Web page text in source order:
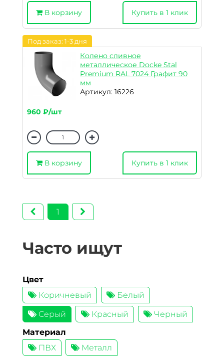
В корзину Купить в 1 клик
Под заказ: 1-3 дня
Колено сливное
металлическое Docke Stal
Premium RAL 7024 Графит 90
мм
Артикул: 16226
960 ₽/шт
В корзину Купить в 1 клик
1
Часто ищут
Цвет
Коричневый
Белый
Серый
Красный
Черный
Материал
ПВХ
Металл